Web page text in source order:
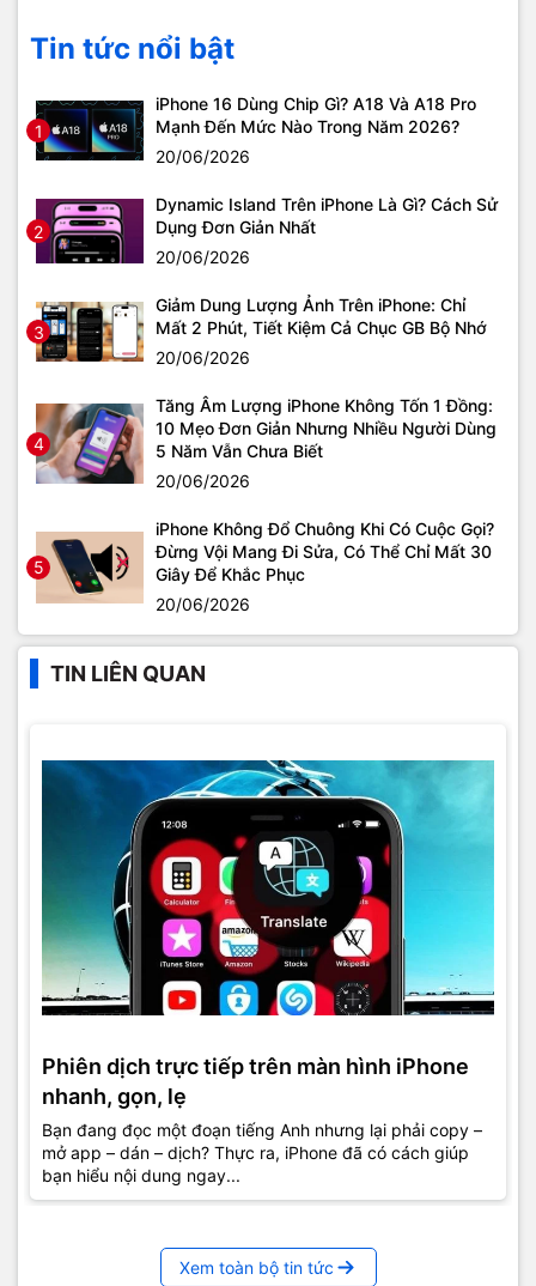
Tin tức nổi bật
1
iPhone 16 Dùng Chip Gì? A18 Và A18 Pro
Mạnh Đến Mức Nào Trong Năm 2026?
20/06/2026
2
Dynamic Island Trên iPhone Là Gì? Cách Sử
Dụng Đơn Giản Nhất
20/06/2026
3
Giảm Dung Lượng Ảnh Trên iPhone: Chỉ
Mất 2 Phút, Tiết Kiệm Cả Chục GB Bộ Nhớ
20/06/2026
4
Tăng Âm Lượng iPhone Không Tốn 1 Đồng:
10 Mẹo Đơn Giản Nhưng Nhiều Người Dùng
5 Năm Vẫn Chưa Biết
20/06/2026
5
iPhone Không Đổ Chuông Khi Có Cuộc Gọi?
Đừng Vội Mang Đi Sửa, Có Thể Chỉ Mất 30
Giây Để Khắc Phục
20/06/2026
TIN LIÊN QUAN
Phiên dịch trực tiếp trên màn hình iPhone
nhanh, gọn, lẹ
Bạn đang đọc một đoạn tiếng Anh nhưng lại phải copy –
mở app – dán – dịch? Thực ra, iPhone đã có cách giúp
bạn hiểu nội dung ngay...
Xem toàn bộ tin tức